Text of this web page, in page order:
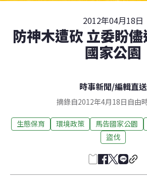
2012年04月18日
防神木遭砍 立委盼
國家公園
時事新聞/編輯直送
摘錄自2012年4月18日自由
生態保育 環境政策 馬告國家公園
盜伐